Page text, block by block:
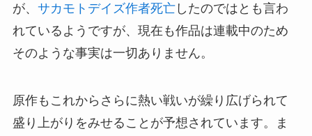
が、 サカモトデイズ作者死亡したのではとも言わ
れているようですが、現在も作品は連載中のため
そのような事実は一切ありません。
原作もこれからさらに熱い戦いが繰り広げられて
盛り上がりをみせることが予想されています。ま